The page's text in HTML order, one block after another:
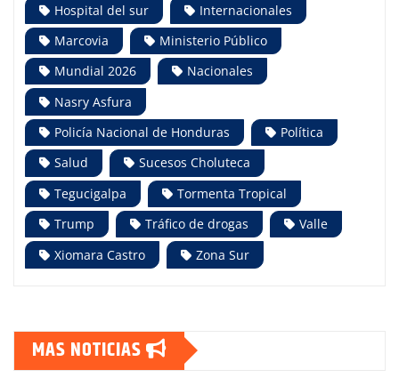
Hospital del sur
Internacionales
Marcovia
Ministerio Público
Mundial 2026
Nacionales
Nasry Asfura
Policía Nacional de Honduras
Política
Salud
Sucesos Choluteca
Tegucigalpa
Tormenta Tropical
Trump
Tráfico de drogas
Valle
Xiomara Castro
Zona Sur
MAS NOTICIAS